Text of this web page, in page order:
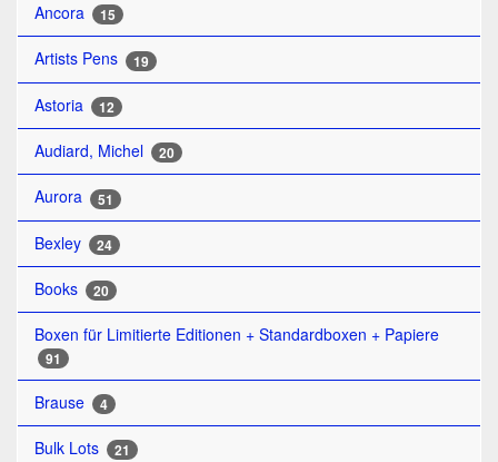
Ancora 15
Artists Pens 19
Astoria 12
Audiard, Michel 20
Aurora 51
Bexley 24
Books 20
Boxen für Limitierte Editionen + Standardboxen + Papiere
91
Brause 4
Bulk Lots 21